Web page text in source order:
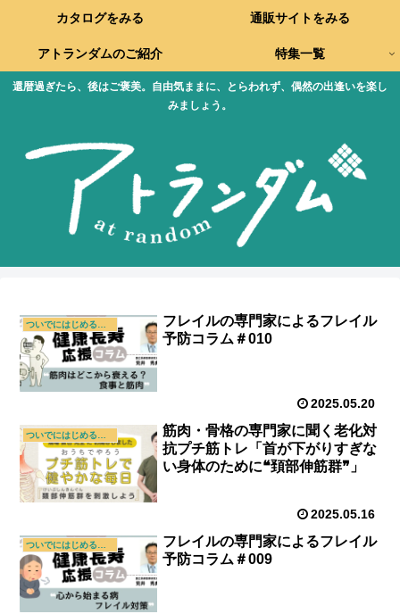
還暦過ぎたら、後はご褒美。自由気ままに、とらわれず、偶然の出逢いを楽し
みましょう。
カタログをみる 通販サイトをみる
アトランダムのご紹介 特集一覧
フレイルの専門家によるフレイル
予防コラム＃010
2025.05.20
筋肉・骨格の専門家に聞く老化対
抗プチ筋トレ「首が下がりすぎな
い身体のために❝頚部伸筋群❞」
2025.05.16
ついでにはじめる新習慣
フレイルの専門家によるフレイル
予防コラム＃009